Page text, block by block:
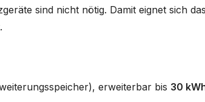
sind nicht nötig. Damit eignet sich
erweiterbar bis 30